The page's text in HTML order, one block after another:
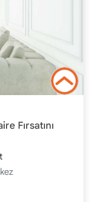
Fırsatını